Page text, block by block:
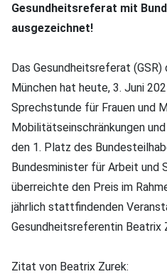
Gesundheitsreferat mit
ausgezeichnet!
Das Gesundheitsreferat
München hat heute, 3. Juni
Sprechstunde für Frauen und
Mobilitätseinschränkungen
den 1. Platz des
Bundesminister für Arbeit und
überreichte den Preis im
jährlich stattfindenden
Gesundheitsreferentin Beatrix
Zitat von Beatrix Zurek: